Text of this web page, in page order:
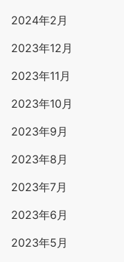
2024年2月
2023年12月
2023年11月
2023年10月
2023年9月
2023年8月
2023年7月
2023年6月
2023年5月